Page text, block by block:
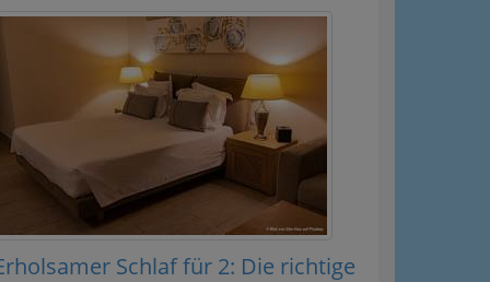
Schlaf für 2: Die richtige